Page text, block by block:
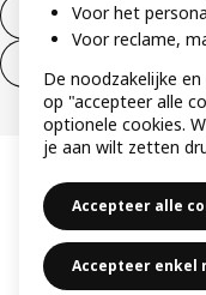
Herroeping van
Voor het
Voor reclame,
De noodzakelijke
op "accepteer alle
optionele cookies.
je aan wilt zetten
Accepteer alle
Accepteer enkel